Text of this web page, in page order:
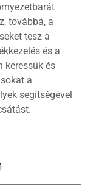
továbbá, a
tesz a
és a
keressük és
a
segítségével